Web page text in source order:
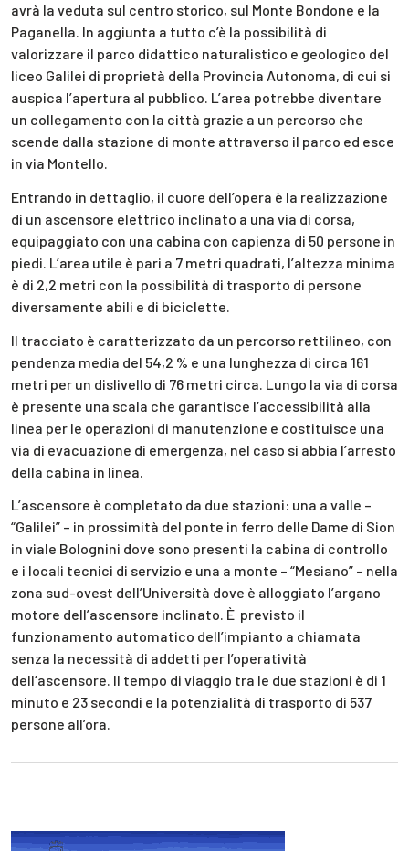
avrà la veduta sul centro storico, sul Monte Bondone e la
Paganella. In aggiunta a tutto c’è la possibilità di
valorizzare il parco didattico naturalistico e geologico del
liceo Galilei di proprietà della Provincia Autonoma, di cui si
auspica l’apertura al pubblico. L’area potrebbe diventare
un collegamento con la città grazie a un percorso che
scende dalla stazione di monte attraverso il parco ed esce
in via Montello.
Entrando in dettaglio, il cuore dell’opera è la realizzazione
di un ascensore elettrico inclinato a una via di corsa,
equipaggiato con una cabina con capienza di 50 persone in
piedi. L’area utile è pari a 7 metri quadrati, l’altezza minima
è di 2,2 metri con la possibilità di trasporto di persone
diversamente abili e di biciclette.
Il tracciato è caratterizzato da un percorso rettilineo, con
pendenza media del 54,2 % e una lunghezza di circa 161
metri per un dislivello di 76 metri circa. Lungo la via di corsa
è presente una scala che garantisce l’accessibilità alla
linea per le operazioni di manutenzione e costituisce una
via di evacuazione di emergenza, nel caso si abbia l’arresto
della cabina in linea.
L’ascensore è completato da due stazioni: una a valle –
“Galilei” – in prossimità del ponte in ferro delle Dame di Sion
in viale Bolognini dove sono presenti la cabina di controllo
e i locali tecnici di servizio e una a monte – “Mesiano” – nella
zona sud-ovest dell’Università dove è alloggiato l’argano
motore dell’ascensore inclinato. È previsto il
funzionamento automatico dell’impianto a chiamata
senza la necessità di addetti per l’operatività
dell’ascensore. Il tempo di viaggio tra le due stazioni è di 1
minuto e 23 secondi e la potenzialità di trasporto di 537
persone all’ora.